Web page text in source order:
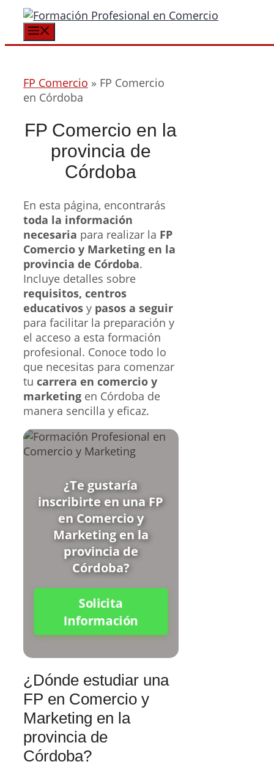
Saltar
contenido
FP Comercio » FP Comercio
en Córdoba
FP Comercio en la
provincia de
Córdoba
En esta página, encontrarás
toda la información
necesaria para realizar la FP
Comercio y Marketing en la
provincia de Córdoba.
Incluye detalles sobre
requisitos, centros
educativos y pasos a seguir
para facilitar la preparación y
el acceso a esta formación
profesional. Conoce todo lo
que necesitas para comenzar
tu carrera en comercio y
marketing en Córdoba de
manera sencilla y eficaz.
¿Te gustaría
inscribirte en una FP
en Comercio y
Marketing en la
provincia de
Córdoba?
Solicita
Información
¿Dónde estudiar una
FP en Comercio y
Marketing en la
provincia de
Córdoba?